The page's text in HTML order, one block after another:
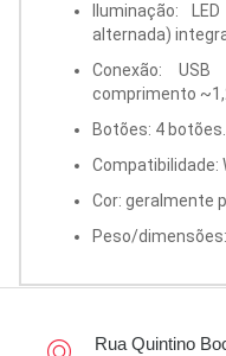
Iluminação:
alternada)
Conexão:
comprimento
Botões: 4 botões.
Compatibilidade:
Cor: geralmente
Peso/
Rua Quintino